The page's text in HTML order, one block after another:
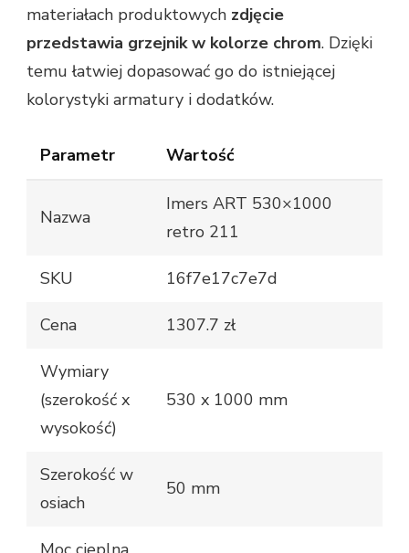
materiałach produktowych zdjęcie
przedstawia grzejnik w kolorze chrom. Dzięki
temu łatwiej dopasować go do istniejącej
kolorystyki armatury i dodatków.
Parametr Wartość
Nazwa
Imers ART 530×1000
retro 211
SKU 16f7e17c7e7d
Cena 1307.7 zł
Wymiary
(szerokość x
wysokość)
530 x 1000 mm
Szerokość w
osiach
50 mm